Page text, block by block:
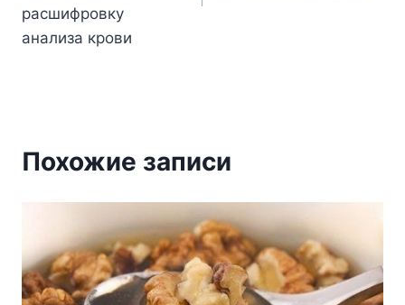
расшифровку
анализа крови
Похожие записи